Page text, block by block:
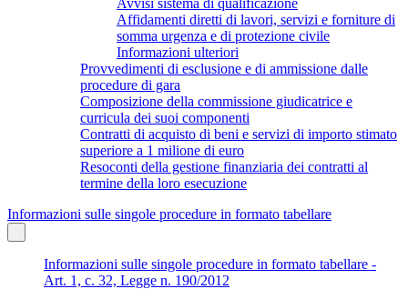
Affidamenti diretti di lavori, servizi e forniture di
somma urgenza e di protezione civile
Informazioni ulteriori
Provvedimenti di esclusione e di ammissione dalle
procedure di gara
Composizione della commissione giudicatrice e
curricula dei suoi componenti
Contratti di acquisto di beni e servizi di importo stimato
superiore a 1 milione di euro
Resoconti della gestione finanziaria dei contratti al
termine della loro esecuzione
Informazioni sulle singole procedure in formato tabellare
Informazioni sulle singole procedure in formato tabellare -
Art. 1, c. 32, Legge n. 190/2012